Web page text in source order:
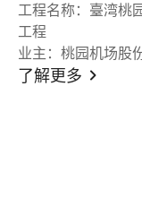
工程名称：臺湾桃
工程
业主：桃园机场股
了解更多